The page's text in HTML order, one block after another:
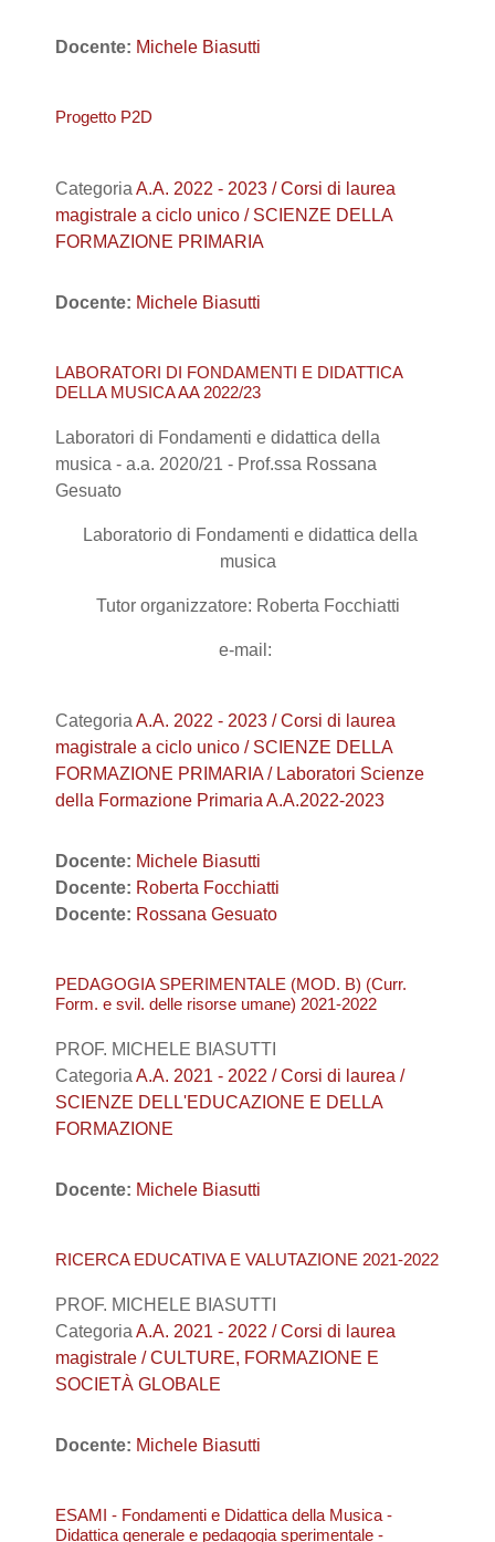
Docente: Michele Biasutti
Progetto P2D
Categoria A.A. 2022 - 2023 / Corsi di laurea
magistrale a ciclo unico / SCIENZE DELLA
FORMAZIONE PRIMARIA
Docente: Michele Biasutti
LABORATORI DI FONDAMENTI E DIDATTICA
DELLA MUSICA AA 2022/23
Laboratori di Fondamenti e didattica della
musica - a.a. 2020/21 - Prof.ssa Rossana
Gesuato
Laboratorio di Fondamenti e didattica della
musica
Tutor organizzatore: Roberta Focchiatti
e-mail:
Categoria A.A. 2022 - 2023 / Corsi di laurea
magistrale a ciclo unico / SCIENZE DELLA
FORMAZIONE PRIMARIA / Laboratori Scienze
della Formazione Primaria A.A.2022-2023
Docente: Michele Biasutti
Docente: Roberta Focchiatti
Docente: Rossana Gesuato
PEDAGOGIA SPERIMENTALE (MOD. B) (Curr.
Form. e svil. delle risorse umane) 2021-2022
PROF. MICHELE BIASUTTI
Categoria A.A. 2021 - 2022 / Corsi di laurea /
SCIENZE DELL'EDUCAZIONE E DELLA
FORMAZIONE
Docente: Michele Biasutti
RICERCA EDUCATIVA E VALUTAZIONE 2021-2022
PROF. MICHELE BIASUTTI
Categoria A.A. 2021 - 2022 / Corsi di laurea
magistrale / CULTURE, FORMAZIONE E
SOCIETÀ GLOBALE
Docente: Michele Biasutti
ESAMI - Fondamenti e Didattica della Musica -
Didattica generale e pedagogia sperimentale -